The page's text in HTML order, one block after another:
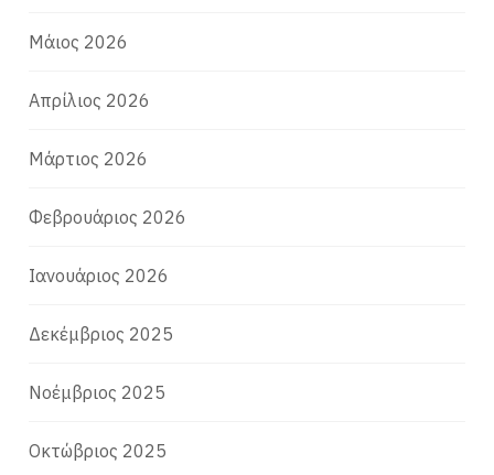
Μάιος 2026
Απρίλιος 2026
Μάρτιος 2026
Φεβρουάριος 2026
Ιανουάριος 2026
Δεκέμβριος 2025
Νοέμβριος 2025
Οκτώβριος 2025